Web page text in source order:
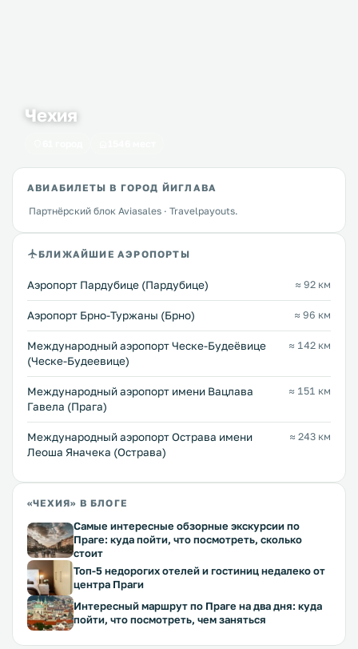
Чехия
АВИАБИЛЕТЫ В ГОРОД ЙИГЛАВА
Партнёрский блок Aviasales · Travelpayouts.
БЛИЖАЙШИЕ АЭРОПОРТЫ
Аэропорт Пардубице (Пардубице) ≈ 92 км
Аэропорт Брно-Туржаны (Брно) ≈ 96 км
Международный аэропорт Ческе-Будеёвице
(Ческе-Будеевице)
≈ 142 км
Международный аэропорт имени Вацлава
Гавела (Прага)
≈ 151 км
Международный аэропорт Острава имени
Леоша Яначека (Острава)
≈ 243 км
«ЧЕХИЯ» В БЛОГЕ
Самые интересные обзорные экскурсии по
Праге: куда пойти, что посмотреть, сколько
стоит
Топ-5 недорогих отелей и гостиниц недалеко от
центра Праги
Интересный маршрут по Праге на два дня: куда
пойти, что посмотреть, чем заняться